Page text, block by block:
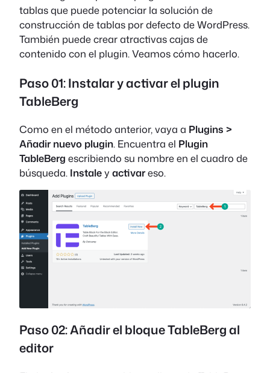
tablas que puede potenciar la solución de
construcción de tablas por defecto de WordPress.
También puede crear atractivas cajas de
contenido con el plugin. Veamos cómo hacerlo.
Paso 01: Instalar y activar el plugin
TableBerg
Como en el método anterior, vaya a Plugins >
Añadir nuevo plugin. Encuentra el Plugin
TableBerg escribiendo su nombre en el cuadro de
búsqueda. Instaleyactivareso.
Paso 02: Añadir el bloque TableBerg al
editor